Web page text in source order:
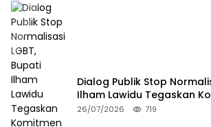
Dialog Publik Stop
Ilham Lawidu Tegaskan
Tim Khusus Regulasi Daerah
26/07/2026 719